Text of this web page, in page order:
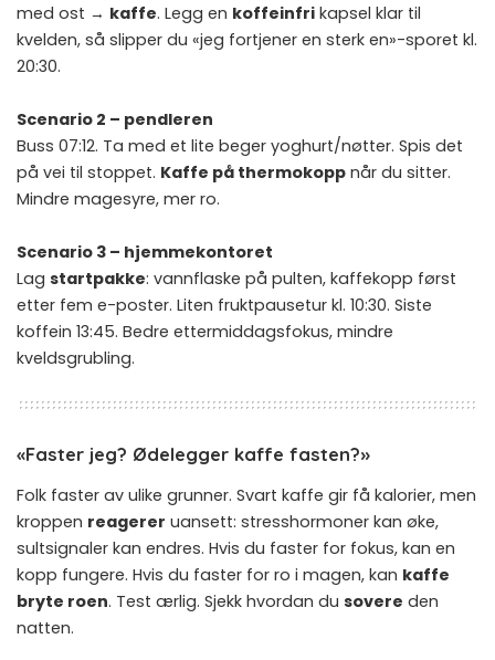
med ost → kaffe. Legg en koffeinfri kapsel klar til
kvelden, så slipper du «jeg fortjener en sterk en»-sporet kl.
20:30.
Scenario 2 – pendleren
Buss 07:12. Ta med et lite beger yoghurt/nøtter. Spis det
på vei til stoppet. Kaffe på thermokopp når du sitter.
Mindre magesyre, mer ro.
Scenario 3 – hjemmekontoret
Lag startpakke: vannflaske på pulten, kaffekopp først
etter fem e-poster. Liten fruktpausetur kl. 10:30. Siste
koffein 13:45. Bedre ettermiddagsfokus, mindre
kveldsgrubling.
«Faster jeg? Ødelegger kaffe fasten?»
Folk faster av ulike grunner. Svart kaffe gir få kalorier, men
kroppen reagerer uansett: stresshormoner kan øke,
sultsignaler kan endres. Hvis du faster for fokus, kan en
kopp fungere. Hvis du faster for ro i magen, kan kaffe
bryte roen. Test ærlig. Sjekk hvordan du sovere den
natten.